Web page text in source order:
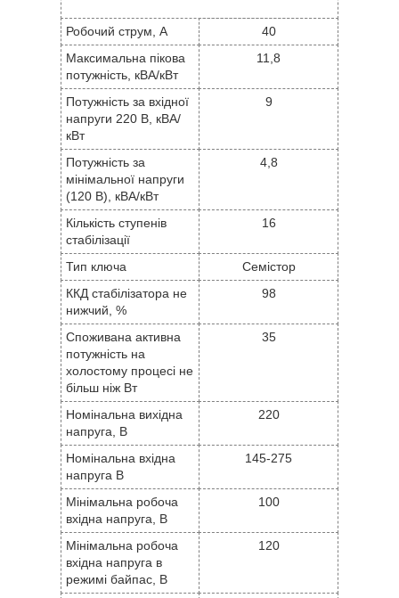
Робочий струм, А
40
Максимальна пікова
потужність, кВА/кВт
11,8
Потужність за вхідної
напруги 220 В, кВА/
кВт
9
Потужність за
мінімальної напруги
(120 В), кВА/кВт
4,8
Кількість ступенів
стабілізації
16
Тип ключа
Семістор
ККД стабілізатора не
нижчий, %
98
Споживана активна
потужність на
холостому процесі не
більш ніж Вт
35
Номінальна вихідна
напруга, В
220
Номінальна вхідна
напруга В
145-275
Мінімальна робоча
вхідна напруга, В
100
Мінімальна робоча
вхідна напруга в
режимі байпас, В
120